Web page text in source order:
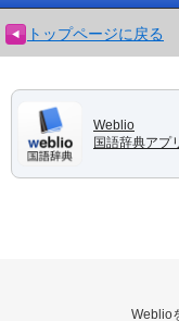
トップページに戻る
Weblio
国語辞典アプ
Weblio